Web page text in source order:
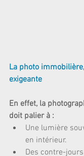
La photo
exigeante
En effet, la
doit palier à :
Une lumière
en intérieur.
Des contre-